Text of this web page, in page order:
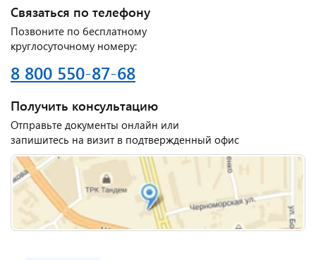
Связаться по телефону
Позвоните по бесплатному
круглосуточному номеру:
8 800 550-87-68
Получить консультацию
Отправьте документы онлайн или
запишитесь на визит в подтвержденный офис